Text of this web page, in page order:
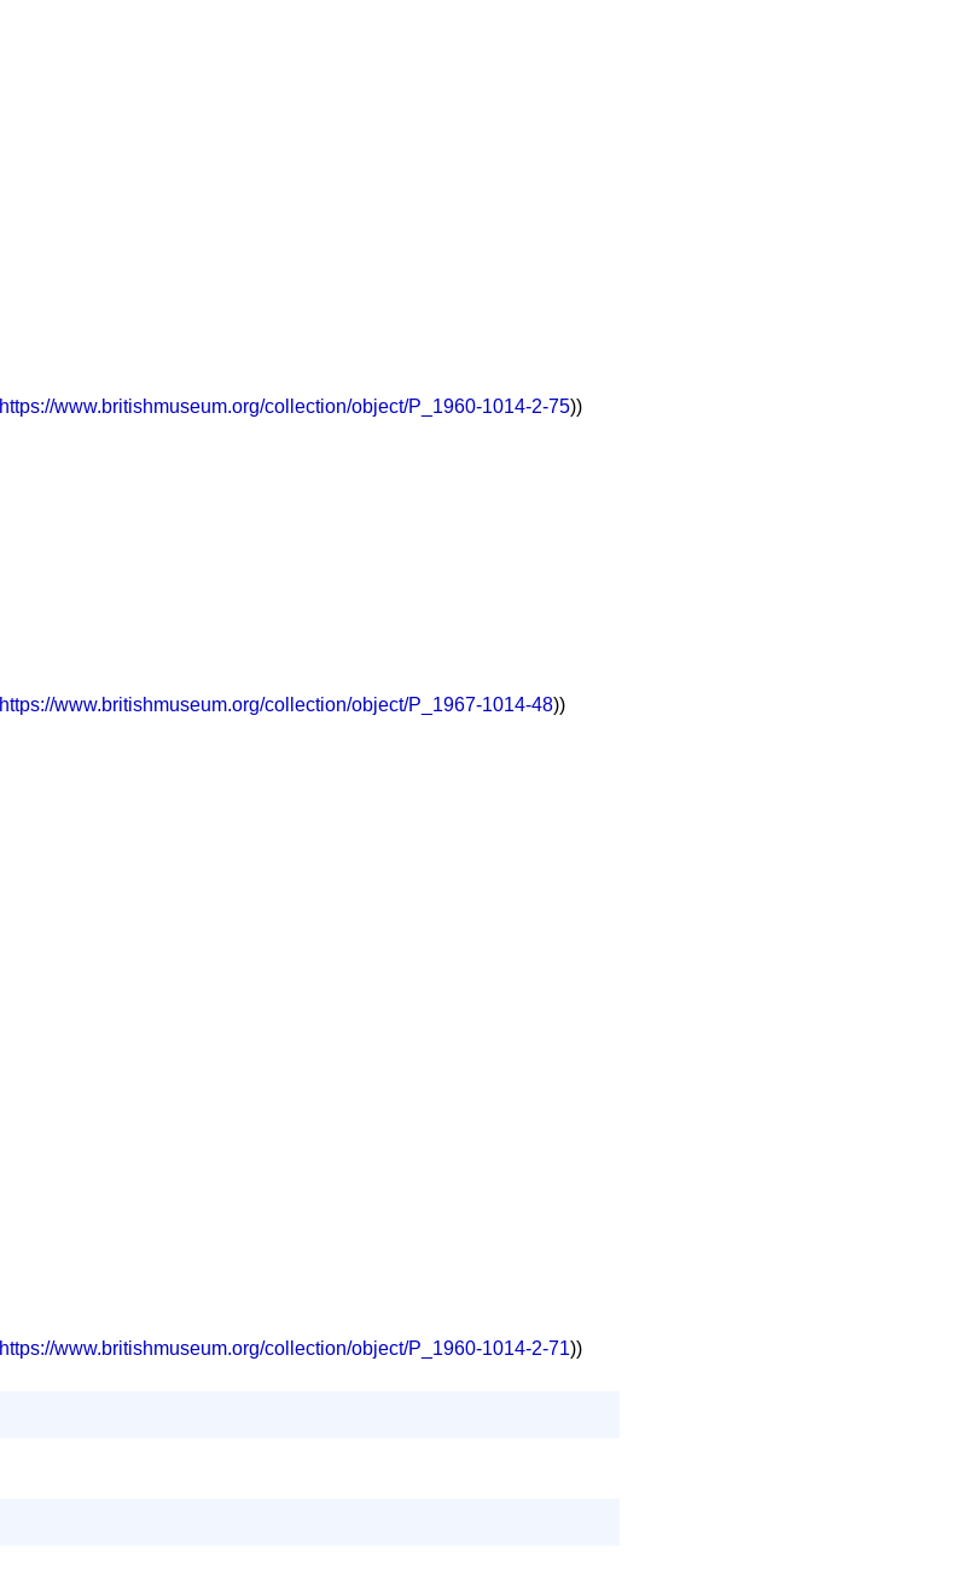
https://www.britishmuseum.org/collection/object/P_1960-1014-2-75))
https://www.britishmuseum.org/collection/object/P_1967-1014-48))
https://www.britishmuseum.org/collection/object/P_1960-1014-2-71))